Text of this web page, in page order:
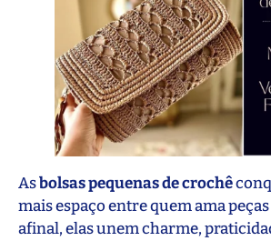
Asbolsas pequenas de crochê
mais espaço entre quem ama
afinal, elas unem charme,